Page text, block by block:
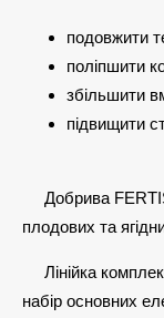
подовжити
поліпшити
збільшити
підвищити
Добрива FERTIS
плодових та
Лінійка
набір основних